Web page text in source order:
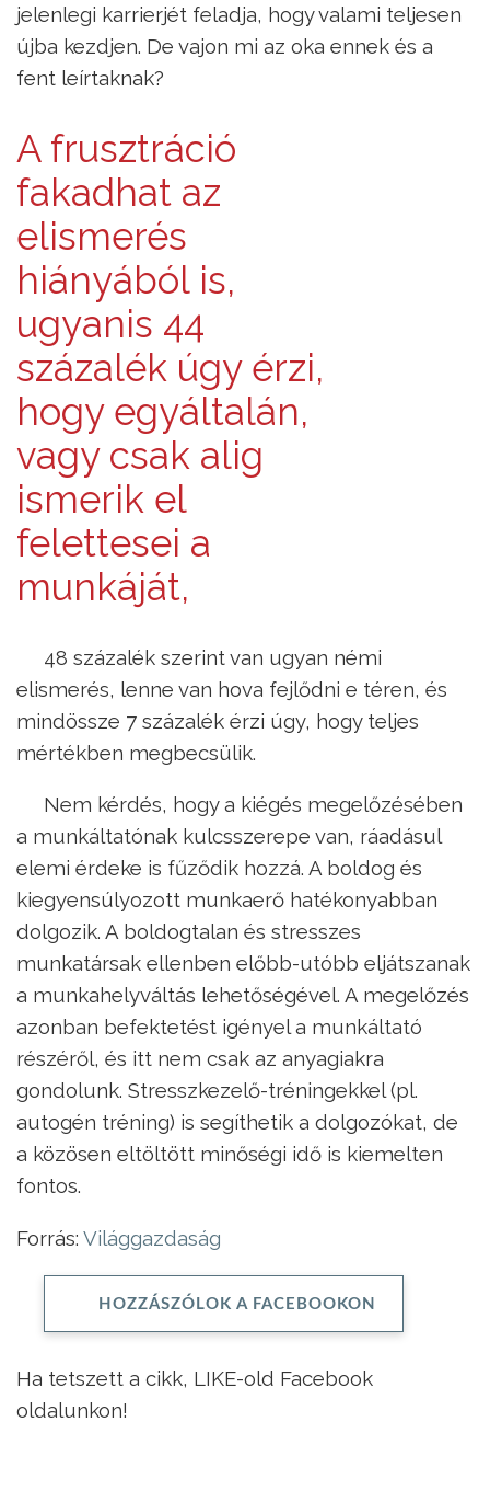
jelenlegi karrierjét feladja, hogy valami teljesen
újba kezdjen. De vajon mi az oka ennek és a
fent leírtaknak?
A frusztráció
fakadhat az
elismerés
hiányából is,
ugyanis 44
százalék úgy érzi,
hogy egyáltalán,
vagy csak alig
ismerik el
felettesei a
munkáját,
48 százalék szerint van ugyan némi
elismerés, lenne van hova fejlődni e téren, és
mindössze 7 százalék érzi úgy, hogy teljes
mértékben megbecsülik.
Nem kérdés, hogy a kiégés megelőzésében
a munkáltatónak kulcsszerepe van, ráadásul
elemi érdeke is fűződik hozzá. A boldog és
kiegyensúlyozott munkaerő hatékonyabban
dolgozik. A boldogtalan és stresszes
munkatársak ellenben előbb-utóbb eljátszanak
a munkahelyváltás lehetőségével. A megelőzés
azonban befektetést igényel a munkáltató
részéről, és itt nem csak az anyagiakra
gondolunk. Stresszkezelő-tréningekkel (pl.
autogén tréning) is segíthetik a dolgozókat, de
a közösen eltöltött minőségi idő is kiemelten
fontos.
Forrás: Világgazdaság
HOZZÁSZÓLOK A FACEBOOKON
Ha tetszett a cikk, LIKE-old Facebook
oldalunkon!